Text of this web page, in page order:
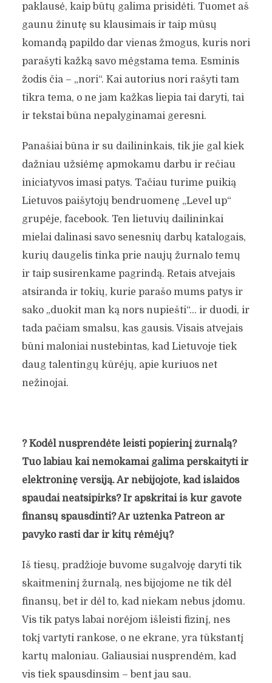
ŽURNALO
„PROTAGONISTAS“
REDAKTORIUS
MANGIRDAS BENIUŠIS:
VIENA IŠ PAGRINDINIŲ
paklausė, kaip būtų galima prisidėti. Tuomet aš
gaunu žinutę su klausimais ir taip mūsų
komandą papildo dar vienas žmogus, kuris nori
parašyti kažką savo mėgstama tema. Esminis
žodis čia – „nori“. Kai autorius nori rašyti tam
tikra tema, o ne jam kažkas liepia tai daryti, tai
ir tekstai būna nepalyginamai geresni.
Panašiai būna ir su dailininkais, tik jie gal kiek
dažniau užsiėmę apmokamu darbu ir rečiau
iniciatyvos imasi patys. Tačiau turime puikią
Lietuvos paišytojų bendruomenę „Level up“
grupėje, facebook. Ten lietuvių dailininkai
mielai dalinasi savo senesnių darbų katalogais,
kurių daugelis tinka prie naujų žurnalo temų
ir taip susirenkame pagrindą. Retais atvejais
atsiranda ir tokių, kurie parašo mums patys ir
sako „duokit man ką nors nupiešti“… ir duodi, ir
tada pačiam smalsu, kas gausis. Visais atvejais
būni maloniai nustebintas, kad Lietuvoje tiek
daug talentingų kūrėjų, apie kuriuos net
nežinojai.
?Kodėl nusprendėte leisti popierinį žurnalą?
Tuo labiau kai nemokamai galima perskaityti ir
elektroninę versiją. Ar nebijojote, kad išlaidos
spaudai neatsipirks? Ir apskritai iš kur gavote
finansų spausdinti? Ar užtenka Patreon ar
pavyko rasti dar ir kitų rėmėjų?
Iš tiesų, pradžioje buvome sugalvoję daryti tik
skaitmeninį žurnalą, nes bijojome ne tik dėl
finansų, bet ir dėl to, kad niekam nebus įdomu.
Vis tik patys labai norėjom išleisti fizinį, nes
tokį vartyti rankose, o ne ekrane, yra tūkstantį
kartų maloniau. Galiausiai nusprendėm, kad
vis tiek spausdinsim – bent jau sau.